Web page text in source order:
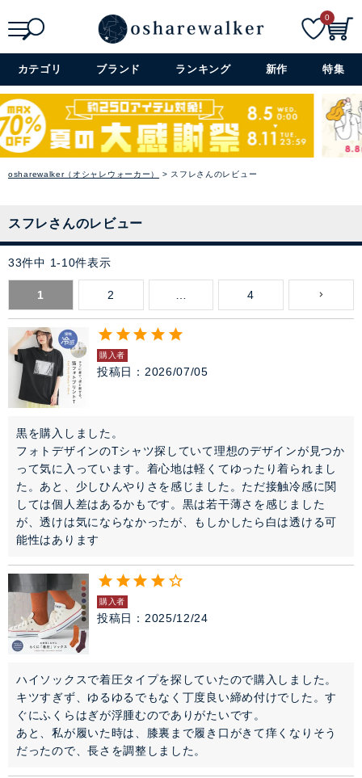
詳細検索+
0
カテゴリ ブランド ランキング 新作 特集
osharewalker（オシャレウォーカー） スフレさんのレビュー
スフレさんのレビュー
33件中 1-10件表示
1 2 4
購入者
投稿日 2026/07/05
黒を購入しました。
フォトデザインのTシャツ探していて理想のデザインが見つか
って気に入っています。着心地は軽くてゆったり着られまし
た。あと、少しひんやりさを感じました。ただ接触冷感に関
しては個人差はあるかもです。黒は若干薄さを感じました
が、透けは気にならなかったが、もしかしたら白は透ける可
能性はあります
購入者
投稿日 2025/12/24
ハイソックスで着圧タイプを探していたので購入しました。
キツすぎず、ゆるゆるでもなく丁度良い締め付けでした。す
ぐにふくらはぎが浮腫むのでありがたいです。
あと、私が履いた時は、膝裏まで履き口がきて痒くなりそう
だったので、長さを調整しました。